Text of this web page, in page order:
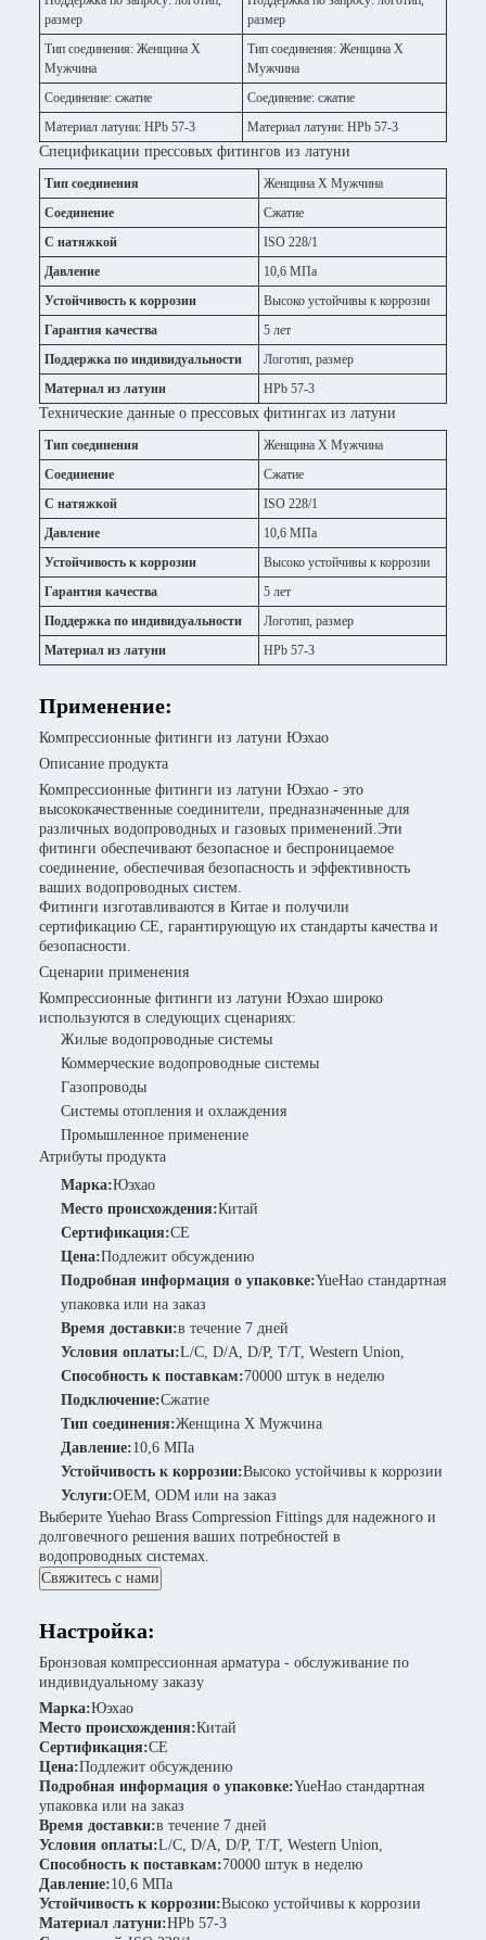
размер
размер
Тип соединения: Женщина X
Мужчина
Тип соединения: Женщина X
Мужчина
Соединение: сжатие
Соединение: сжатие
Материал латуни: HPb 57-3
Материал латуни: HPb 57-3
Спецификации прессовых фитингов из латуни
Тип соединения
Женщина X Мужчина
Соединение
Сжатие
С натяжкой
ISO 228/1
Давление
10,6 МПа
Устойчивость к коррозии
Высоко устойчивы к коррозии
Гарантия качества
5 лет
Поддержка по индивидуальности
Логотип, размер
Материал из латуни
HPb 57-3
Технические данные о прессовых фитингах из латуни
Тип соединения
Женщина X Мужчина
Соединение
Сжатие
С натяжкой
ISO 228/1
Давление
10,6 МПа
Устойчивость к коррозии
Высоко устойчивы к коррозии
Гарантия качества
5 лет
Поддержка по индивидуальности
Логотип, размер
Материал из латуни
HPb 57-3
Применение:
Компрессионные фитинги из латуни Юэхао
Описание продукта
Компрессионные фитинги из латуни Юэхао - это
высококачественные соединители, предназначенные для
различных водопроводных и газовых применений.Эти
фитинги обеспечивают безопасное и беспроницаемое
соединение, обеспечивая безопасность и эффективность
ваших водопроводных систем.
Фитинги изготавливаются в Китае и получили
сертификацию CE, гарантирующую их стандарты качества и
безопасности.
Сценарии применения
Компрессионные фитинги из латуни Юэхао широко
используются в следующих сценариях:
Жилые водопроводные системы
Коммерческие водопроводные системы
Газопроводы
Системы отопления и охлаждения
Промышленное применение
Атрибуты продукта
Марка:Юэхао
Место происхождения:Китай
Сертификация:CE
Цена:Подлежит обсуждению
Подробная информация о упаковке:YueHao стандартная
упаковка или на заказ
Время доставки:в течение 7 дней
Условия оплаты:L/C, D/A, D/P, T/T, Western Union,
Способность к поставкам:70000 штук в неделю
Подключение:Сжатие
Тип соединения:Женщина X Мужчина
Давление:10,6 МПа
Устойчивость к коррозии:Высоко устойчивы к коррозии
Услуги:OEM, ODM или на заказ
Выберите Yuehao Brass Compression Fittings для надежного и
долговечного решения ваших потребностей в
водопроводных системах.
Свяжитесь с нами
Настройка:
Бронзовая компрессионная арматура - обслуживание по
индивидуальному заказу
Марка:Юэхао
Место происхождения:Китай
Сертификация:CE
Цена:Подлежит обсуждению
Подробная информация о упаковке:YueHao стандартная
упаковка или на заказ
Время доставки:в течение 7 дней
Условия оплаты:L/C, D/A, D/P, T/T, Western Union,
Способность к поставкам:70000 штук в неделю
Давление:10,6 МПа
Устойчивость к коррозии:Высоко устойчивы к коррозии
Материал латуни:HPb 57-3